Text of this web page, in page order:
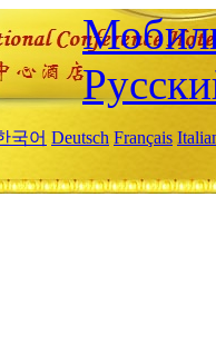
국어 Deutsch Français